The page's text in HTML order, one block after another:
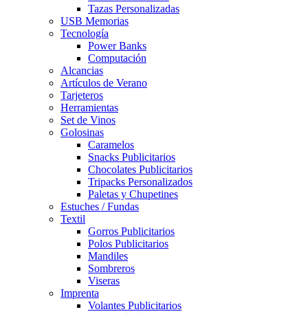
Tazas Personalizadas
USB Memorias
Tecnología
Power Banks
Computación
Alcancias
Artículos de Verano
Tarjeteros
Herramientas
Set de Vinos
Golosinas
Caramelos
Snacks Publicitarios
Chocolates Publicitarios
Tripacks Personalizados
Paletas y Chupetines
Estuches / Fundas
Textil
Gorros Publicitarios
Polos Publicitarios
Mandiles
Sombreros
Viseras
Imprenta
Volantes Publicitarios